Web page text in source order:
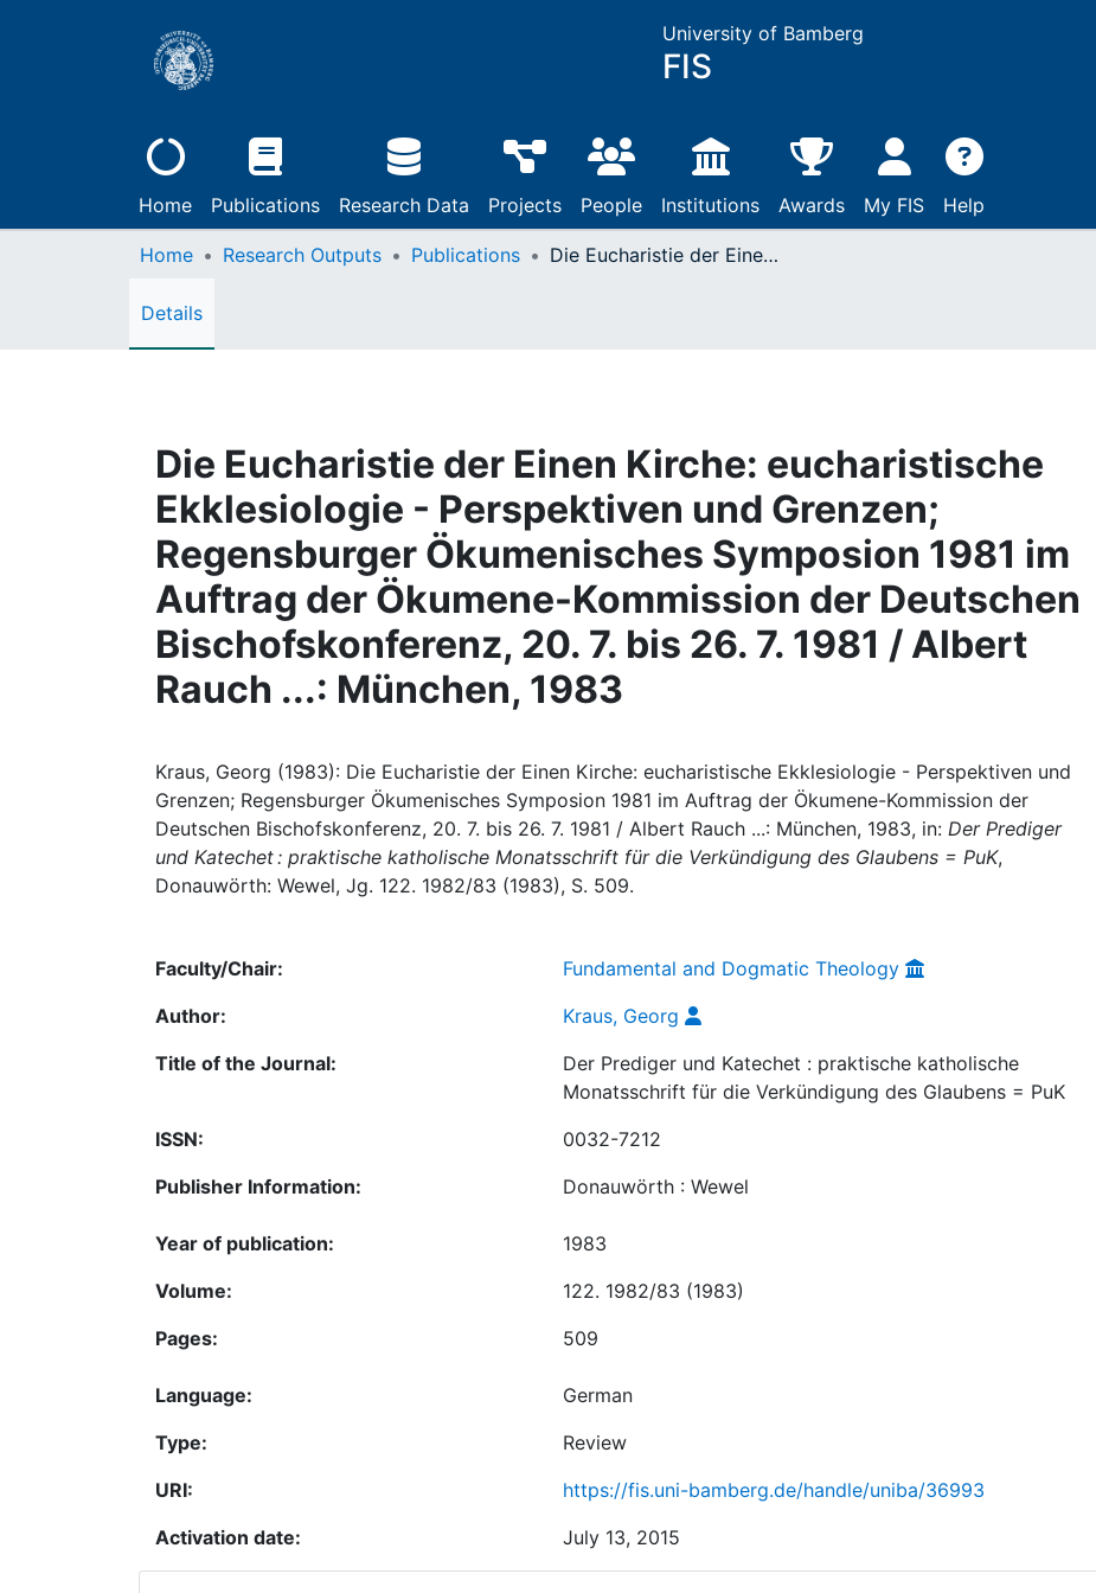
University of Bamberg
FIS
Home Publications Research Data Projects People Institutions Awards My FIS Help
Home Research Outputs Publications Die Eucharistie der Einen Kirche: eucharistische Ekklesiologie - Perspektiven und Grenzen; Regensburger Ökumenisches Symposion 1981 im Auftrag der Ökumene-Kommission der Deutschen Bischofskonferenz, 20. 7. bis 26. 7. 1981 / Albert Rauch ...: München, 1983
Details
Die Eucharistie der Einen Kirche: eucharistische
Ekklesiologie - Perspektiven und Grenzen;
Regensburger Ökumenisches Symposion 1981 im
Auftrag der Ökumene-Kommission der Deutschen
Bischofskonferenz, 20. 7. bis 26. 7. 1981 / Albert
Rauch ...: München, 1983
Kraus, Georg (1983): Die Eucharistie der Einen Kirche: eucharistische Ekklesiologie - Perspektiven und
Grenzen; Regensburger Ökumenisches Symposion 1981 im Auftrag der Ökumene-Kommission der
Deutschen Bischofskonferenz, 20. 7. bis 26. 7. 1981 / Albert Rauch ...: München, 1983, in: Der Prediger
und Katechet : praktische katholische Monatsschrift für die Verkündigung des Glaubens = PuK,
Donauwörth: Wewel, Jg. 122. 1982/83 (1983), S. 509.
Faculty/Chair:
Fundamental and Dogmatic Theology
Author:
Kraus, Georg
Title of the Journal:
Der Prediger und Katechet : praktische katholische
Monatsschrift für die Verkündigung des Glaubens = PuK
ISSN:
0032-7212
Publisher Information:
Donauwörth : Wewel
Year of publication:
1983
Volume:
122. 1982/83 (1983)
Pages:
509
Language:
German
Type:
Review
URI:
https://fis.uni-bamberg.de/handle/uniba/36993
Activation date:
July 13, 2015